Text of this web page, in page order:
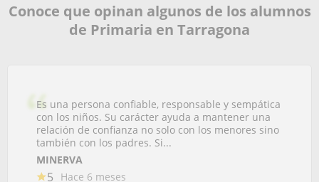
Conoce que opinan algunos de los alumnos
de Primaria en Tarragona
Es una persona confiable, responsable y sempática
con los niños. Su carácter ayuda a mantener una
relación de confianza no solo con los menores sino
también con los padres. Si...
MINERVA
5 Hace 6 meses